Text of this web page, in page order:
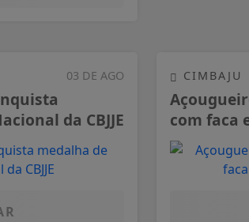
03 DE AGO
da CBJJE
CIMBAJU
com faca